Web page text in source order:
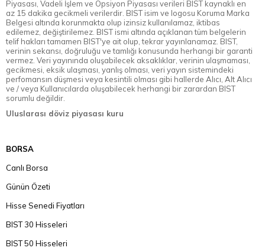
Piyasası, Vadeli İşlem ve Opsiyon Piyasası verileri BIST kaynaklı en
az 15 dakika gecikmeli verilerdir. BIST isim ve logosu Koruma Marka
Belgesi altında korunmakta olup izinsiz kullanılamaz, iktibas
edilemez, değiştirilemez. BIST ismi altında açıklanan tüm belgelerin
telif hakları tamamen BIST'ye ait olup, tekrar yayınlanamaz. BIST,
verinin sekansı, doğruluğu ve tamlığı konusunda herhangi bir garanti
vermez. Veri yayınında oluşabilecek aksaklıklar, verinin ulaşmaması,
gecikmesi, eksik ulaşması, yanlış olması, veri yayın sistemindeki
perfomansın düşmesi veya kesintili olması gibi hallerde Alıcı, Alt Alıcı
ve / veya Kullanıcılarda oluşabilecek herhangi bir zarardan BIST
sorumlu değildir.
Uluslarası döviz piyasası kuru
BORSA
Canlı Borsa
Günün Özeti
Hisse Senedi Fiyatları
BIST 30 Hisseleri
BIST 50 Hisseleri